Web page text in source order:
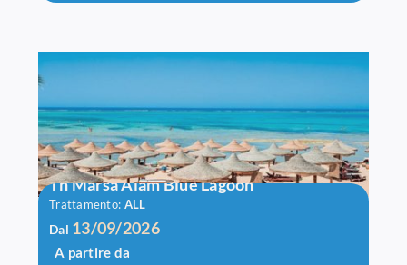
Th Marsa Alam Blue Lagoon
Trattamento: ALL
Dal 13/09/2026
A partire da